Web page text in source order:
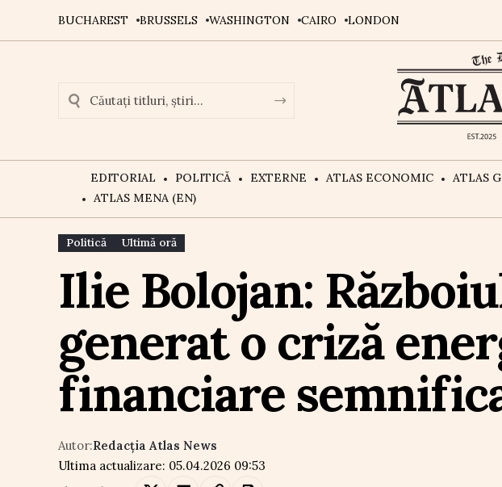
BUCHAREST BRUSSELS WASHINGTON CAIRO LONDON
EDITORIAL POLITICĂ EXTERNE ATLAS ECONOMIC ATLAS
ATLAS MENA (EN)
Politică Ultimă oră
Ilie Bolojan:
generat o criză
financiare
Ultima actualizare: 05.04.2026 09:53
Autor:Redacția Atlas News